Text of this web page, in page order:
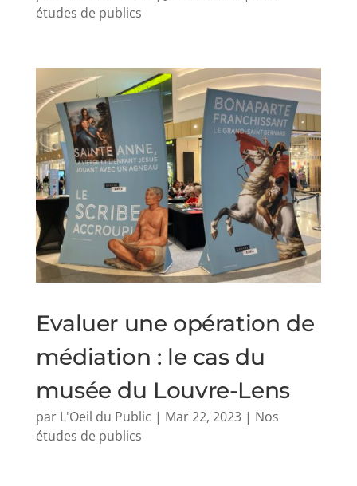
études de publics
Evaluer une opération de
médiation : le cas du
musée du Louvre-Lens
par L'Oeil du Public | Mar 22, 2023| Nos
études de publics